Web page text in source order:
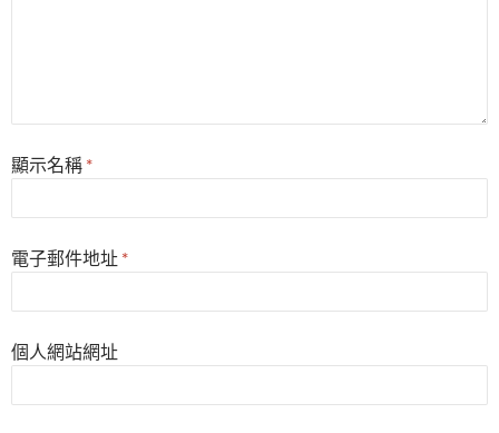
顯示名稱 *
電子郵件地址 *
個人網站網址